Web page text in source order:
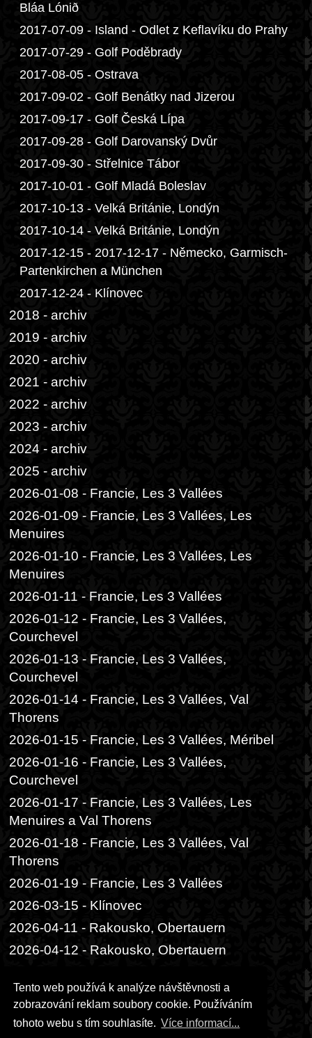
Tento web používá k analýze návštěvnosti a
zobrazování reklam soubory cookie. Používáním
tohoto webu s tím souhlasíte. Více informací...
Bláa Lónið
2017-07-09 - Island - Odlet z Keflavíku do Prahy
2017-07-29 - Golf Poděbrady
2017-08-05 - Ostrava
2017-09-02 - Golf Benátky nad Jizerou
2017-09-17 - Golf Česká Lípa
2017-09-28 - Golf Darovanský Dvůr
2017-09-30 - Střelnice Tábor
2017-10-01 - Golf Mladá Boleslav
2017-10-13 - Velká Británie, Londýn
2017-10-14 - Velká Británie, Londýn
2017-12-15 - 2017-12-17 - Německo, Garmisch-
Partenkirchen a München
2017-12-24 - Klínovec
2018 - archiv
2019 - archiv
2020 - archiv
2021 - archiv
2022 - archiv
2023 - archiv
2024 - archiv
2025 - archiv
2026-01-08 - Francie, Les 3 Vallées
2026-01-09 - Francie, Les 3 Vallées, Les
Menuires
2026-01-10 - Francie, Les 3 Vallées, Les
Menuires
2026-01-11 - Francie, Les 3 Vallées
2026-01-12 - Francie, Les 3 Vallées,
Courchevel
2026-01-13 - Francie, Les 3 Vallées,
Courchevel
2026-01-14 - Francie, Les 3 Vallées, Val
Thorens
2026-01-15 - Francie, Les 3 Vallées, Méribel
2026-01-16 - Francie, Les 3 Vallées,
Courchevel
2026-01-17 - Francie, Les 3 Vallées, Les
Menuires a Val Thorens
2026-01-18 - Francie, Les 3 Vallées, Val
Thorens
2026-01-19 - Francie, Les 3 Vallées
2026-03-15 - Klínovec
2026-04-11 - Rakousko, Obertauern
2026-04-12 - Rakousko, Obertauern
Brzobohatého
2026-06-06 - Praha, Festival ambasád